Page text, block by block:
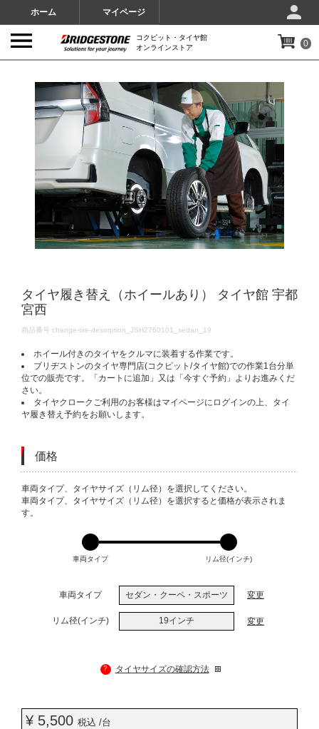
ホーム マイページ
コクピット・タイヤ館
オンラインストア
0
タイヤ履き替え（ホイールあり） タイヤ館 宇都
宮西
DETAILS
商品番号 change-tire-desorption_JSH2760101_sedan_19
ホイール付きのタイヤをクルマに装着する作業です。
ブリヂストンのタイヤ専門店(コクピット/タイヤ館)での作業1台分単
位での販売です。「カートに追加」又は「今すぐ予約」よりお進みくだ
さい。
タイヤクロークご利用のお客様はマイページにログインの上、タイ
ヤ履き替え予約をお願いします。
価格
VARIATIONS
車両タイプ、タイヤサイズ（リム径）を選択してください。
車両タイプ、タイヤサイズ（リム径）を選択すると価格が表示されま
す。
車両タイプ リム径(インチ)
車両タイプ セダン・クーペ・スポーツ 変更
リム径(インチ) 19インチ 変更
? タイヤサイズの確認方法
¥ 5,500 税込 /台